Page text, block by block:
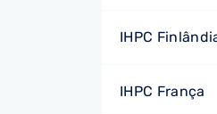
IHPC
IHPC França